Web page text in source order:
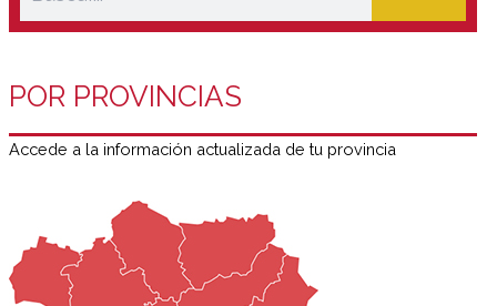
POR PROVINCIAS
Accede a la información actualizada de tu provincia